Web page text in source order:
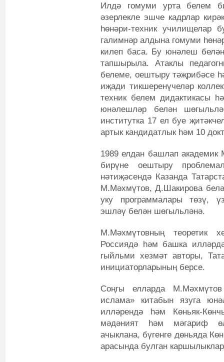
Илдә гомуми урта белем
әзерлекле эшче кадрлар
һөнәри-техник училищелар
галимнәр алдына гомуми
килеп баса. Бу юнәлеш
тапшырыла. Атаклы
белеме, оештыру тәҗрибәсе
иҗади тикшеренүчеләр
техник белем дидактикасы
юнәлешләр белән
институтка 17 ел буе
артык кандидатлык һәм 10
1989 елдан башлап
бирүне оештыру
нәтиҗәсендә Казанда
М.Мәхмүтов, Д.Шакирова
уку программалары төзү,
эшләү белән шөгыльләнә.
М.Мәхмүтовның теоретик
Россиядә һәм башка
гыйльми хезмәт авторы,
инициаторларының берсе.
Соңгы елларда
ислама» китабын язуга
илләрендә һәм Көньяк-
мәдәният һәм мәгариф
ачыклана, бүгенге дөньяда
арасында булган